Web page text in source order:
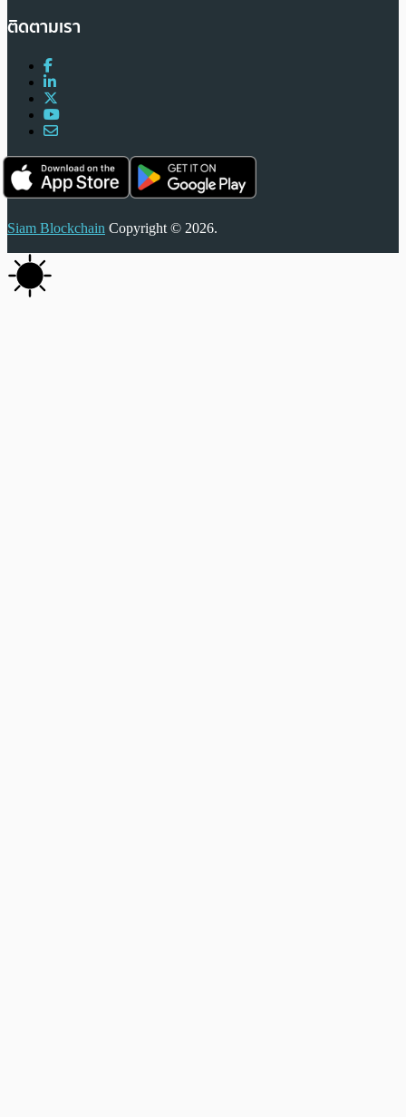
ติดตามเรา
Siam Blockchain Copyright © 2026.